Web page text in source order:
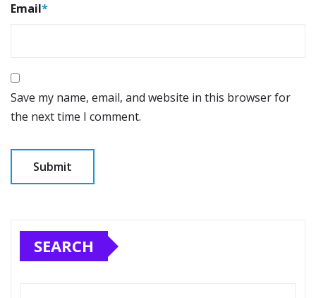
Email*
Save my name, email, and website in this browser for
the next time I comment.
SEARCH